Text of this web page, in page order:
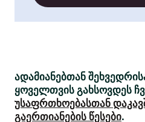
ადამიანებთან
ყოველთვის გახსოვდეს
უსაფრთხოებასთან
გაერთიანების წესები.